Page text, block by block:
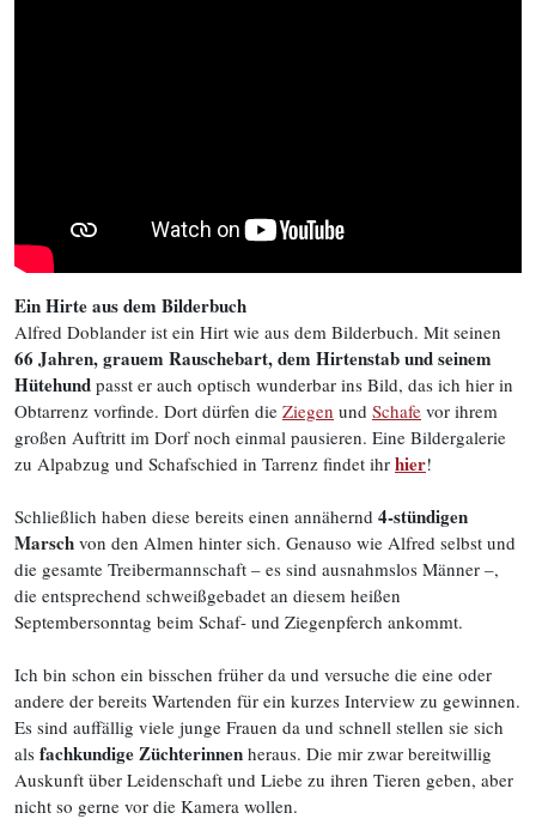
Ein Hirte aus dem Bilderbuch
Alfred Doblander ist ein Hirt wie aus dem Bilderbuch. Mit seinen
66 Jahren, grauem Rauschebart, dem Hirtenstab und seinem
Hütehund passt er auch optisch wunderbar ins Bild, das ich hier in
Obtarrenz vorfinde. Dort dürfen die Ziegen und Schafe vor ihrem
großen Auftritt im Dorf noch einmal pausieren. Eine Bildergalerie
zu Alpabzug und Schafschied in Tarrenz findet ihr hier!
Schließlich haben diese bereits einen annähernd 4-stündigen
Marsch von den Almen hinter sich. Genauso wie Alfred selbst und
die gesamte Treibermannschaft – es sind ausnahmslos Männer –,
die entsprechend schweißgebadet an diesem heißen
Septembersonntag beim Schaf- und Ziegenpferch ankommt.
Ich bin schon ein bisschen früher da und versuche die eine oder
andere der bereits Wartenden für ein kurzes Interview zu gewinnen.
Es sind auffällig viele junge Frauen da und schnell stellen sie sich
als fachkundige Züchterinnen heraus. Die mir zwar bereitwillig
Auskunft über Leidenschaft und Liebe zu ihren Tieren geben, aber
nicht so gerne vor die Kamera wollen.